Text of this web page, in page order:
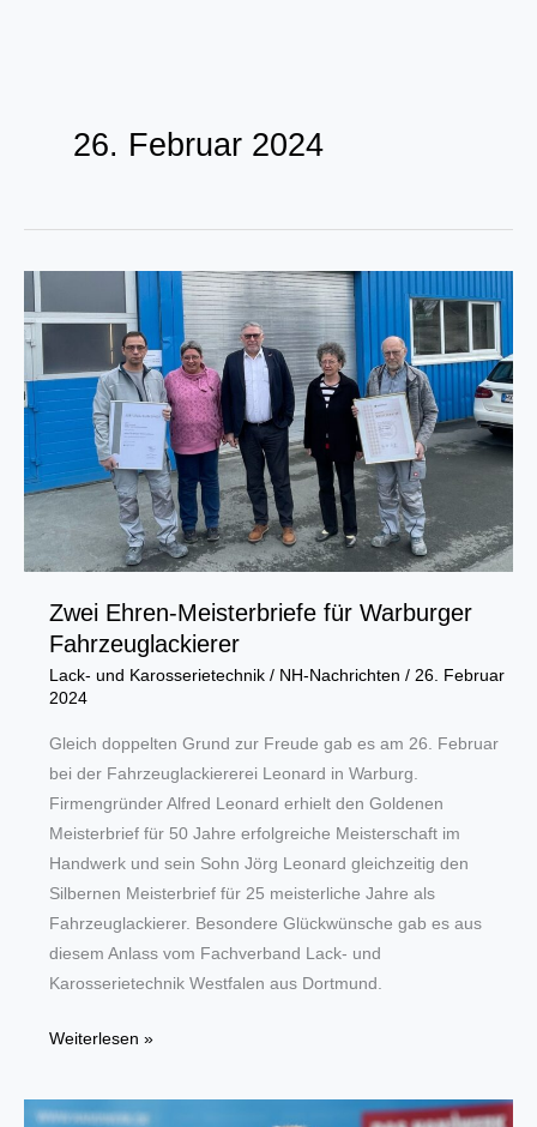
26. Februar 2024
Zwei Ehren-Meisterbriefe für Warburger
Fahrzeuglackierer
Lack- und Karosserietechnik/ NH-Nachrichten / 26. Februar
2024
Gleich doppelten Grund zur Freude gab es am 26. Februar
bei der Fahrzeuglackiererei Leonard in Warburg.
Firmengründer Alfred Leonard erhielt den Goldenen
Meisterbrief für 50 Jahre erfolgreiche Meisterschaft im
Handwerk und sein Sohn Jörg Leonard gleichzeitig den
Silbernen Meisterbrief für 25 meisterliche Jahre als
Fahrzeuglackierer. Besondere Glückwünsche gab es aus
diesem Anlass vom Fachverband Lack- und
Karosserietechnik Westfalen aus Dortmund.
Zwei
Meisterbriefe
Weiterlesen »